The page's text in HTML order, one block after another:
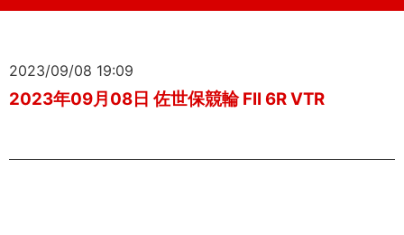
2023/09/08 19:09
2023年09月08日 佐世保競輪 FII 6R VTR